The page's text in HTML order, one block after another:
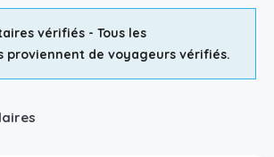
vérifiés - Tous les
proviennent de voyageurs vérifiés.